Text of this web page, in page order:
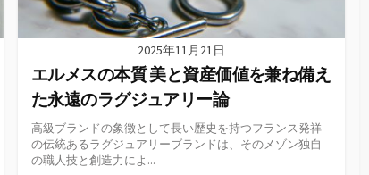
2025年11月21日
エルメスの本質 美と資産価値を兼ね備え
た永遠のラグジュアリー論
高級ブランドの象徴として長い歴史を持つフランス発祥
の伝統あるラグジュアリーブランドは、そのメゾン独自
の職人技と創造力によ...